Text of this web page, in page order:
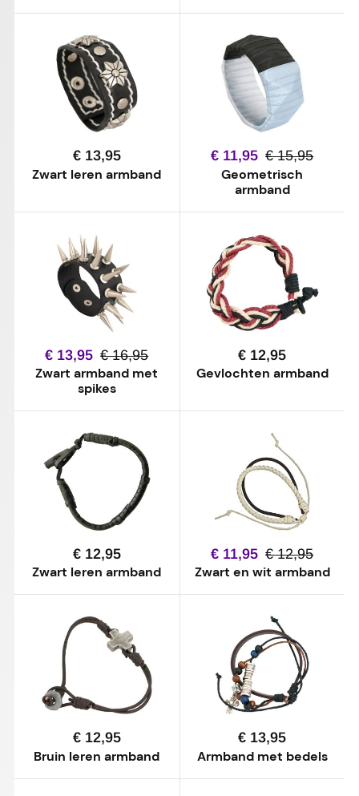
Zwart leren armband
€ 13,95
Geometrisch
armband
€ 11,95 € 15,95
Zwart armband met
spikes
€ 13,95 € 16,95
Gevlochten armband
€ 12,95
Zwart leren armband
€ 12,95
Zwart en wit armband
€ 11,95 € 12,95
Bruin leren armband
€ 12,95
Armband met bedels
€ 13,95